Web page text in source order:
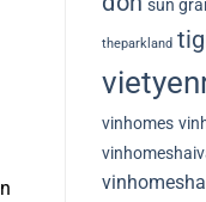
sun
theparkland
vinhomes